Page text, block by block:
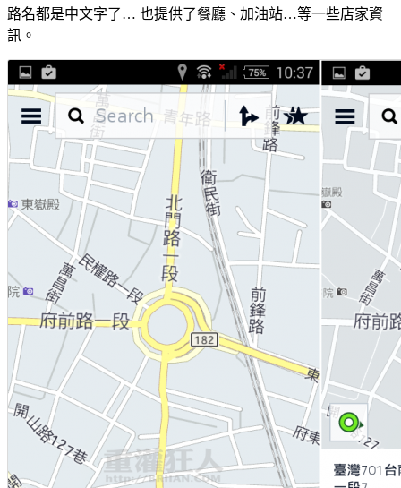
路名都是中文字了… 也提供了餐廳、加油站…等一些店家資
訊。